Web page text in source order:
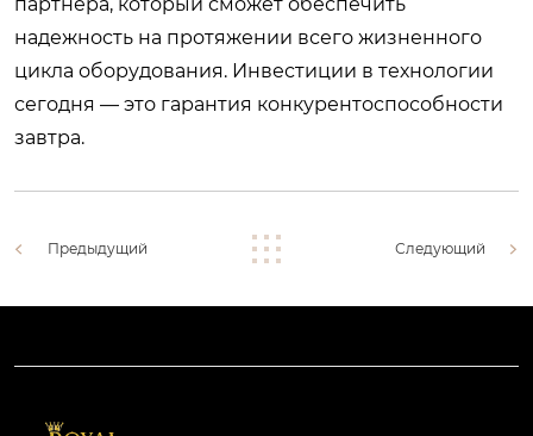
надежность на протяжении всего жизненного
цикла оборудования. Инвестиции в технологии
сегодня — это гарантия конкурентоспособности
завтра.
Предыдущий Следующий